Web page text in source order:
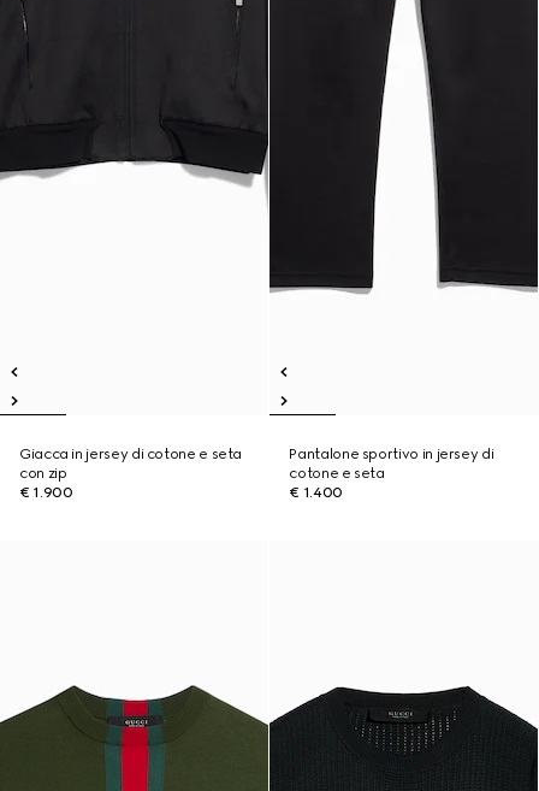
Giacca in jersey di cotone e seta
con zip
€ 1.900
Pantalone sportivo in jersey di
cotone e seta
€ 1.400